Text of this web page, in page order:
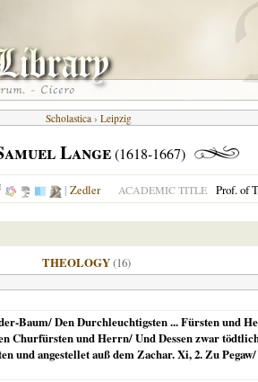
Scholastica › Leipzig
Lange(1618-1667)
| Zedler ACADEMIC TITLE Prof. of
THEOLOGY(16)
Baum/ Den Durchleuchtigsten ... Fürsten und
Churfürsten und Herrn/ Und Dessen zwar
und angestellet auß dem Zachar. Xi, 2. Zu Pegaw/